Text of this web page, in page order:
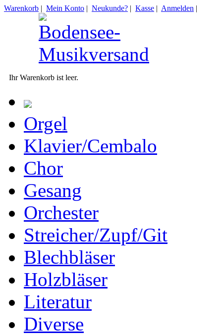
Warenkorb | Mein Konto | Neukunde? | Kasse | Anmelden |
Ihr Warenkorb ist leer.
Orgel
Klavier/Cembalo
Chor
Gesang
Orchester
Streicher/Zupf/Git
Blechbläser
Holzbläser
Literatur
Diverse